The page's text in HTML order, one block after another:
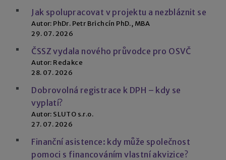
Jak spolupracovat v projektu a nezbláznit se
Autor: PhDr. Petr Brichcín PhD., MBA
29. 07. 2026
ČSSZ vydala nového průvodce pro OSVČ
Autor: Redakce
28. 07. 2026
Dobrovolná registrace k DPH – kdy se
vyplatí?
Autor: SLUTO s.r.o.
27. 07. 2026
Finanční asistence: kdy může společnost
pomoci s financováním vlastní akvizice?